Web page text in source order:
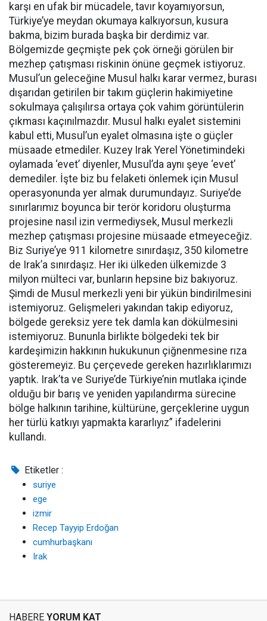
karşı en ufak bir mücadele, tavır koyamıyorsun,
Türkiye’ye meydan okumaya kalkıyorsun, kusura
bakma, bizim burada başka bir derdimiz var.
Bölgemizde geçmişte pek çok örneği görülen bir
mezhep çatışması riskinin önüne geçmek istiyoruz.
Musul’un geleceğine Musul halkı karar vermez, burası
dışarıdan getirilen bir takım güçlerin hakimiyetine
sokulmaya çalışılırsa ortaya çok vahim görüntülerin
çıkması kaçınılmazdır. Musul halkı eyalet sistemini
kabul etti, Musul’un eyalet olmasına işte o güçler
müsaade etmediler. Kuzey Irak Yerel Yönetimindeki
oylamada ‘evet’ diyenler, Musul’da aynı şeye ‘evet’
demediler. İşte biz bu felaketi önlemek için Musul
operasyonunda yer almak durumundayız. Suriye’de
sınırlarımız boyunca bir terör koridoru oluşturma
projesine nasıl izin vermediysek, Musul merkezli
mezhep çatışması projesine müsaade etmeyeceğiz.
Biz Suriye’ye 911 kilometre sınırdaşız, 350 kilometre
de Irak’a sınırdaşız. Her iki ülkeden ülkemizde 3
milyon mülteci var, bunların hepsine biz bakıyoruz.
Şimdi de Musul merkezli yeni bir yükün bindirilmesini
istemiyoruz. Gelişmeleri yakından takip ediyoruz,
bölgede gereksiz yere tek damla kan dökülmesini
istemiyoruz. Bununla birlikte bölgedeki tek bir
kardeşimizin hakkının hukukunun çiğnenmesine rıza
gösteremeyiz. Bu çerçevede gereken hazırlıklarımızı
yaptık. Irak’ta ve Suriye’de Türkiye’nin mutlaka içinde
olduğu bir barış ve yeniden yapılandırma sürecine
bölge halkının tarihine, kültürüne, gerçeklerine uygun
her türlü katkıyı yapmakta kararlıyız” ifadelerini
kullandı.
Etiketler :
suriye
ege
izmir
Recep Tayyip Erdoğan
cumhurbaşkanı
Irak
HABERE YORUM KAT